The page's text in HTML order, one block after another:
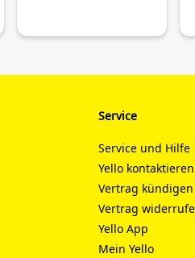
Service
Service und Hilfe
Yello kontaktieren
Vertrag kündigen
Vertrag
Yello App
Mein Yello